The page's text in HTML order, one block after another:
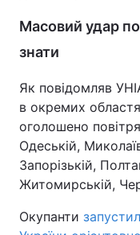
Масовий удар по
знати
Як повідомляв
в окремих
оголошено
Одеській,
Запорізькій,
Житомирській,
Окупанти